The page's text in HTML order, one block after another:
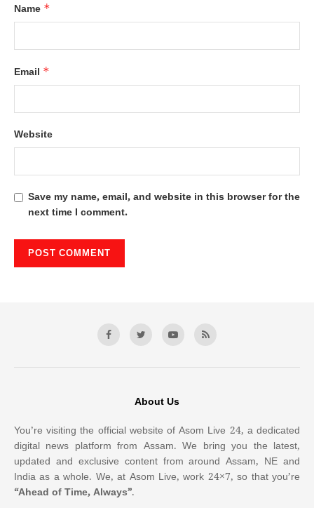
Name *
Email *
Website
Save my name, email, and website in this browser for the
next time I comment.
About Us
You’re visiting the official website of Asom Live 24, a dedicated
digital news platform from Assam. We bring you the latest,
updated and exclusive content from around Assam, NE and
India as a whole. We, at Asom Live, work 24×7, so that you’re
“Ahead of Time, Always”.